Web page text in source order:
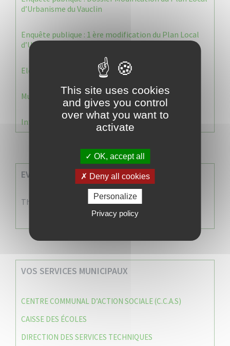
d’Urbanisme du Vauclin
Enquête publique : 1 ère modification du Plan Local
d’Urbanisme (PLU) de la commune du Vauclin.
Election 2026 : Commission de contrôle
Municipale 2026 : Transfert du Bureau de Vote n°2
Information Élections – Carte Électorale
EVENEMENTS A VENIR
There are no events
VOS SERVICES MUNICIPAUX
CENTRE COMMUNAL D’ACTION SOCIALE (C.C.A.S)
CAISSE DES ÉCOLES
DIRECTION DES SERVICES TECHNIQUES
This site uses cookies
and gives you control
over what you want to
activate
OK, accept all
Deny all cookies
Personalize
Privacy policy